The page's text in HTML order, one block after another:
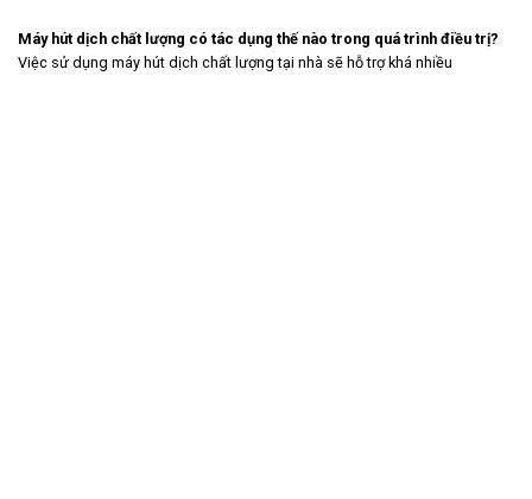
Máy hút dịch chất lượng có tác dụng thế nào trong quá trình điều trị?
Việc sử dụng máy hút dịch chất lượng tại nhà sẽ hỗ trợ khá nhiều